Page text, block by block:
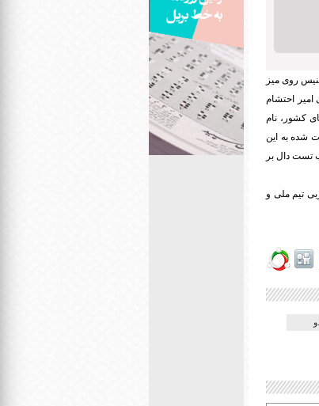
روی میز
(یکشنبه) به مدت ۵ روز در محل آکادمی امیر احتشام
از سراسر استان‌های کشور، نام
شده به این
تست دال بر
تیم ملی و